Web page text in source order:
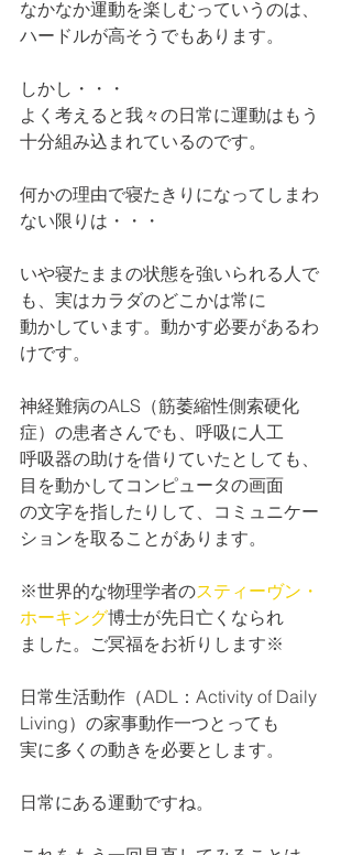
なかなか運動を楽しむっていうのは、
ハードルが高そうでもあります。
しかし・・・
よく考えると我々の日常に運動はもう
十分組み込まれているのです。
何かの理由で寝たきりになってしまわ
ない限りは・・・
いや寝たままの状態を強いられる人で
も、実はカラダのどこかは常に
動かしています。動かす必要があるわ
けです。
神経難病のALS（筋萎縮性側索硬化
症）の患者さんでも、呼吸に人工
呼吸器の助けを借りていたとしても、
目を動かしてコンピュータの画面
の文字を指したりして、コミュニケー
ションを取ることがあります。
※世界的な物理学者のスティーヴン・
ホーキング博士が先日亡くなられ
ました。ご冥福をお祈りします※
日常生活動作（ADL：Activity of Daily
Living）の家事動作一つとっても
実に多くの動きを必要とします。
日常にある運動ですね。